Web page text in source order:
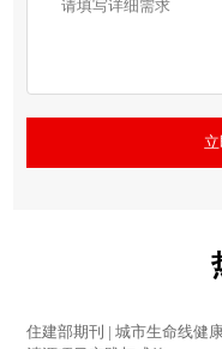
住建部期刊 | 城市生命线健